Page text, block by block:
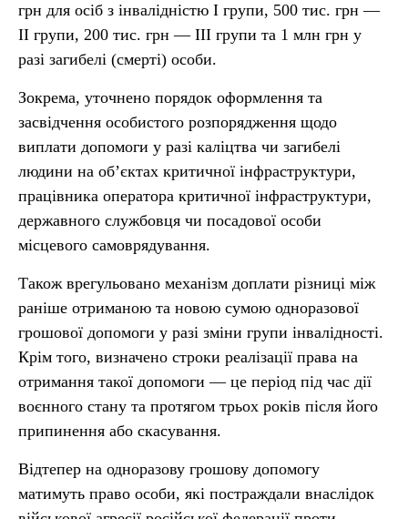
грн для осіб з інвалідністю I групи, 500 тис. грн —
II групи, 200 тис. грн — III групи та 1 млн грн у
разі загибелі (смерті) особи.
Зокрема, уточнено порядок оформлення та
засвідчення особистого розпорядження щодо
виплати допомоги у разі каліцтва чи загибелі
людини на об’єктах критичної інфраструктури,
працівника оператора критичної інфраструктури,
державного службовця чи посадової особи
місцевого самоврядування.
Також врегульовано механізм доплати різниці між
раніше отриманою та новою сумою одноразової
грошової допомоги у разі зміни групи інвалідності.
Крім того, визначено строки реалізації права на
отримання такої допомоги — це період під час дії
воєнного стану та протягом трьох років після його
припинення або скасування.
Відтепер на одноразову грошову допомогу
матимуть право особи, які постраждали внаслідок